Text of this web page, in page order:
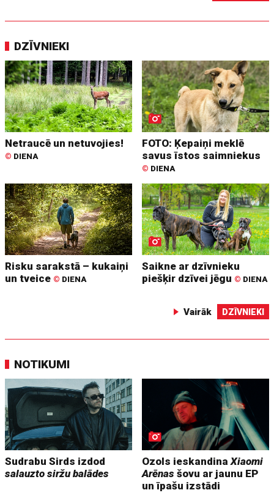
DZĪVNIEKI
Netraucē un netuvojies!
© DIENA
FOTO: Ķepaiņi meklē
savus īstos saimniekus
© DIENA
Risku sarakstā – kukaiņi
un tveice © DIENA
Saikne ar dzīvnieku
piešķir dzīvei jēgu © DIENA
Vairāk DZĪVNIEKI
NOTIKUMI
Sudrabu Sirds izdod
salauzto siržu balādes
Ozols ieskandinaXiaomi
Arēnas šovu ar jaunu EP
un īpašu izstādi